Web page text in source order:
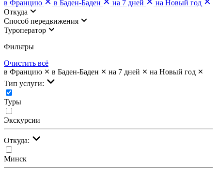
в Францию
в Баден-Баден на 7 дней
на Новый год
Откуда
Cпособ передвижения
Туроператор
Фильтры
Очистить всё
в Францию
в Баден-Баден на 7 дней
на Новый год
Тип услуги:
Туры
Экскурсии
Откуда:
Минск